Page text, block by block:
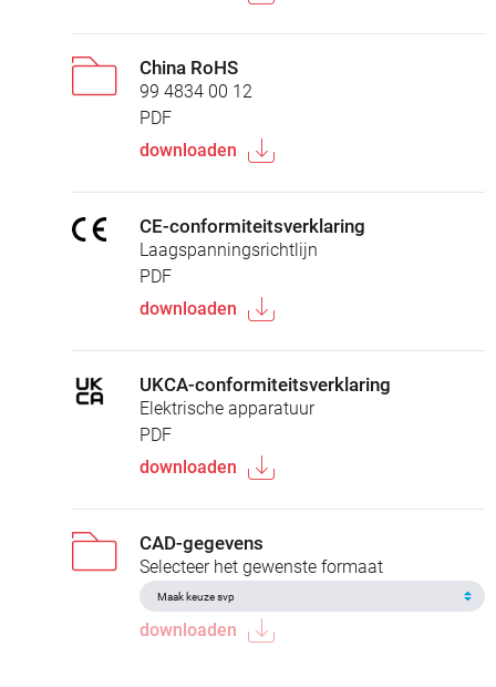
China RoHS
99 4834 00 12
PDF
downloaden
CE-conformiteitsverklaring
Laagspanningsrichtlijn
PDF
downloaden
UKCA-conformiteitsverklaring
Elektrische apparatuur
PDF
downloaden
CAD-gegevens
Selecteer het gewenste formaat
downloaden